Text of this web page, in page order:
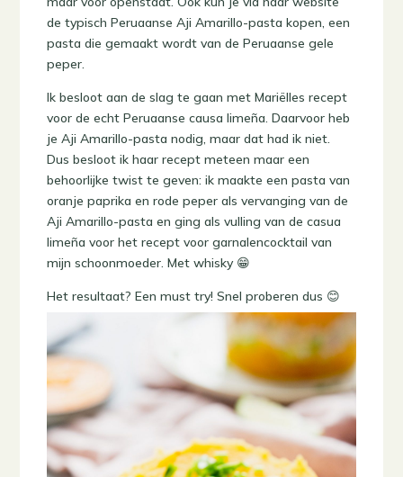
de typisch Peruaanse Aji Amarillo-pasta kopen, een
pasta die gemaakt wordt van de Peruaanse gele
peper.
Ik besloot aan de slag te gaan met Mariëlles recept
voor de echt Peruaanse causa limeña. Daarvoor heb
je Aji Amarillo-pasta nodig, maar dat had ik niet.
Dus besloot ik haar recept meteen maar een
behoorlijke twist te geven: ik maakte een pasta van
oranje paprika en rode peper als vervanging van de
Aji Amarillo-pasta en ging als vulling van de casua
limeña voor het recept voor garnalencocktail van
mijn schoonmoeder. Met whisky 😁
Het resultaat? Een must try! Snel proberen dus 😊